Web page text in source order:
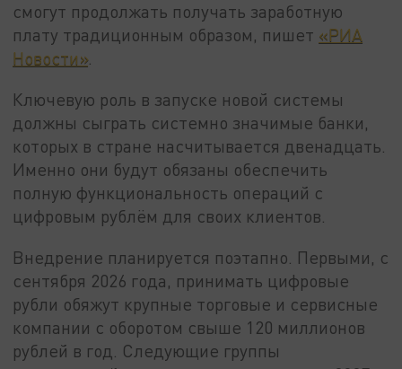
смогут продолжать получать заработную
плату традиционным образом, пишет «РИА
Новости»
Ключевую роль в запуске новой системы
должны сыграть системно значимые банки,
которых в стране насчитывается двенадцать.
Именно они будут обязаны обеспечить
полную функциональность операций с
цифровым рублём для своих клиентов.
Внедрение планируется поэтапно. Первыми, с
сентября 2026 года, принимать цифровые
рубли обяжут крупные торговые и сервисные
компании с оборотом свыше 120 миллионов
рублей в год. Следующие группы